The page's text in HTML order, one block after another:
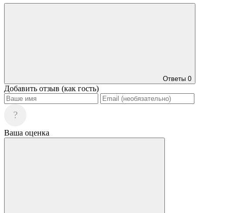
Ответы 0
Добавить отзыв (как гость)
?
Ваша оценка